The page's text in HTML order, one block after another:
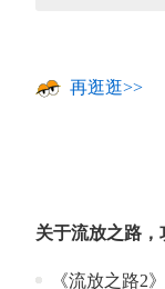
再逛逛>>
关于流放之路 ，
《流放之路2